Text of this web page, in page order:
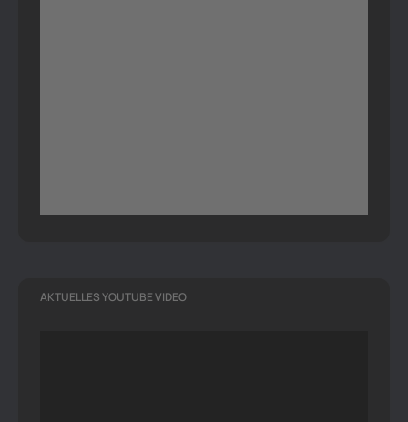
AKTUELLES YOUTUBE VIDEO